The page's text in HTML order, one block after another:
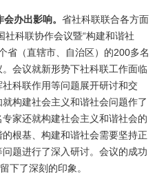
办出影响。 省社科联联合各方面
科联协作会议暨“构建和谐社
省（直辖市、自治区）的200多名
会议就新形势下社科联工作面临
科联作用等问题展开研讨和交
构建社会主义和谐社会问题作了
家还就构建社会主义和谐社会的
根基、构建和谐社会需要坚持正
题进行了深入研讨。会议的成功
下了深刻的印象。